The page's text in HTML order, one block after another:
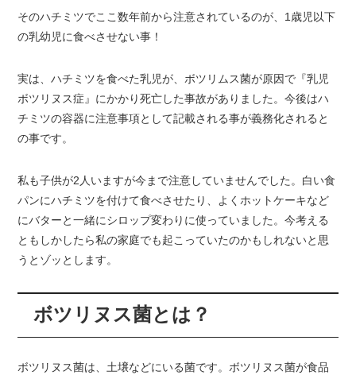
そのハチミツでここ数年前から注意されているのが、1歳児以下
の乳幼児に食べさせない事！
実は、ハチミツを食べた乳児が、ボツリムス菌が原因で『乳児
ボツリヌス症』にかかり死亡した事故がありました。今後はハ
チミツの容器に注意事項として記載される事が義務化されると
の事です。
私も子供が2人いますが今まで注意していませんでした。白い食
パンにハチミツを付けて食べさせたり、よくホットケーキなど
にバターと一緒にシロップ変わりに使っていました。今考える
ともしかしたら私の家庭でも起こっていたのかもしれないと思
うとゾッとします。
ボツリヌス菌とは？
ボツリヌス菌は、土壌などにいる菌です。ボツリヌス菌が食品